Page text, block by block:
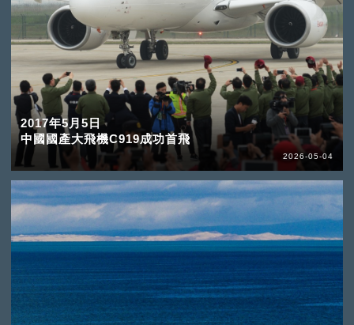
2017年5月5日
中國國產大飛機C919成功首飛
2026-05-04